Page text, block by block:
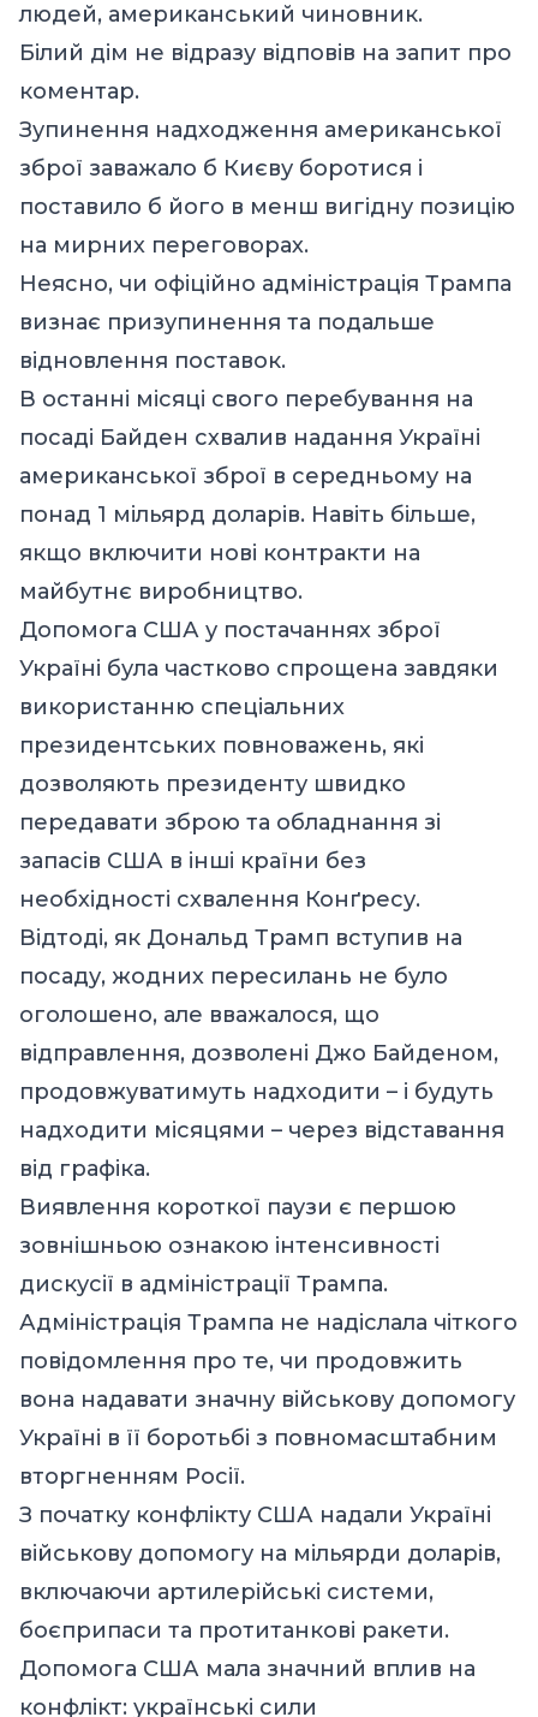
людей, американський чиновник.
Білий дім не відразу відповів на запит про
коментар.
Зупинення надходження американської
зброї заважало б Києву боротися і
поставило б його в менш вигідну позицію
на мирних переговорах.
Неясно, чи офіційно адміністрація Трампа
визнає призупинення та подальше
відновлення поставок.
В останні місяці свого перебування на
посаді Байден схвалив надання Україні
американської зброї в середньому на
понад 1 мільярд доларів. Навіть більше,
якщо включити нові контракти на
майбутнє виробництво.
Допомога США у постачаннях зброї
Україні була частково спрощена завдяки
використанню спеціальних
президентських повноважень, які
дозволяють президенту швидко
передавати зброю та обладнання зі
запасів США в інші країни без
необхідності схвалення Конґресу.
Відтоді, як Дональд Трамп вступив на
посаду, жодних пересилань не було
оголошено, але вважалося, що
відправлення, дозволені Джо Байденом,
продовжуватимуть надходити – і будуть
надходити місяцями – через відставання
від графіка.
Виявлення короткої паузи є першою
зовнішньою ознакою інтенсивності
дискусії в адміністрації Трампа.
Адміністрація Трампа не надіслала чіткого
повідомлення про те, чи продовжить
вона надавати значну військову допомогу
Україні в її боротьбі з повномасштабним
вторгненням Росії.
З початку конфлікту США надали Україні
військову допомогу на мільярди доларів,
включаючи артилерійські системи,
боєприпаси та протитанкові ракети.
Допомога США мала значний вплив на
конфлікт: українські сили